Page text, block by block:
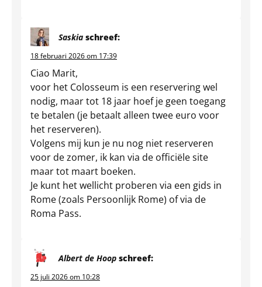
Saskia schreef:
18 februari 2026 om 17:39
Ciao Marit,
voor het Colosseum is een reservering wel
nodig, maar tot 18 jaar hoef je geen toegang
te betalen (je betaalt alleen twee euro voor
het reserveren).
Volgens mij kun je nu nog niet reserveren
voor de zomer, ik kan via de officiële site
maar tot maart boeken.
Je kunt het wellicht proberen via een gids in
Rome (zoals Persoonlijk Rome) of via de
Roma Pass.
Albert de Hoop schreef:
25 juli 2026 om 10:28